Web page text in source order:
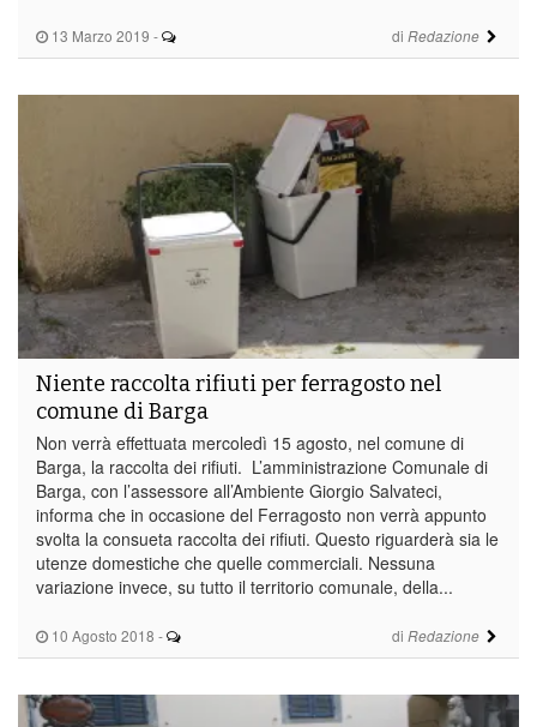
13 Marzo 2019 - di Redazione
10 Agosto 2018 - di Redazione
Niente raccolta rifiuti per ferragosto nel
comune di Barga
Non verrà effettuata mercoledì 15 agosto, nel comune di
Barga, la raccolta dei rifiuti. L’amministrazione Comunale di
Barga, con l’assessore all’Ambiente Giorgio Salvateci,
informa che in occasione del Ferragosto non verrà appunto
svolta la consueta raccolta dei rifiuti. Questo riguarderà sia le
utenze domestiche che quelle commerciali. Nessuna
variazione invece, su tutto il territorio comunale, della...